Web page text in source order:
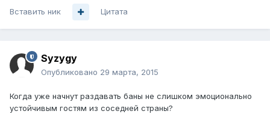
Вставить ник Цитата
Syzygy
Опубликовано 29 марта, 2015
Когда уже начнут раздавать баны не слишком эмоционально
устойчивым гостям из соседней страны?